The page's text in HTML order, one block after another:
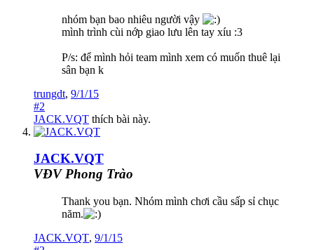
nhóm bạn bao nhiêu người vậy
mình trình cùi nớp giao lưu lên tay xíu :3
P/s: để mình hỏi team mình xem có muốn thuê lại
sân bạn k
trungdt, 9/1/15
#2
JACK.VQT thích bài này.
JACK.VQT
VĐV Phong Trào
Thank you bạn. Nhóm mình chơi cầu sấp sỉ chục
năm.
JACK.VQT, 9/1/15